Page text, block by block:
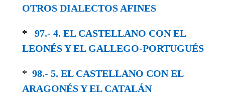
OTROS DIALECTOS AFINES
* 97.- 4. EL CASTELLANO CON EL
LEONÉS Y EL GALLEGO-PORTUGUÉS
* 98.- 5. EL CASTELLANO CON EL
ARAGONÉS Y EL CATALÁN